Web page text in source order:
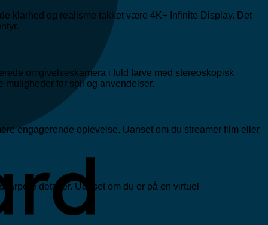
klarhed og realisme takket være 4K+ Infinite Display. Det
omgivelseskamera i fuld farve med stereoskopisk
muligheder for spil og anvendelser.
engagerende oplevelse. Uanset om du streamer film eller
detaljer. Uanset om du er på en virtuel